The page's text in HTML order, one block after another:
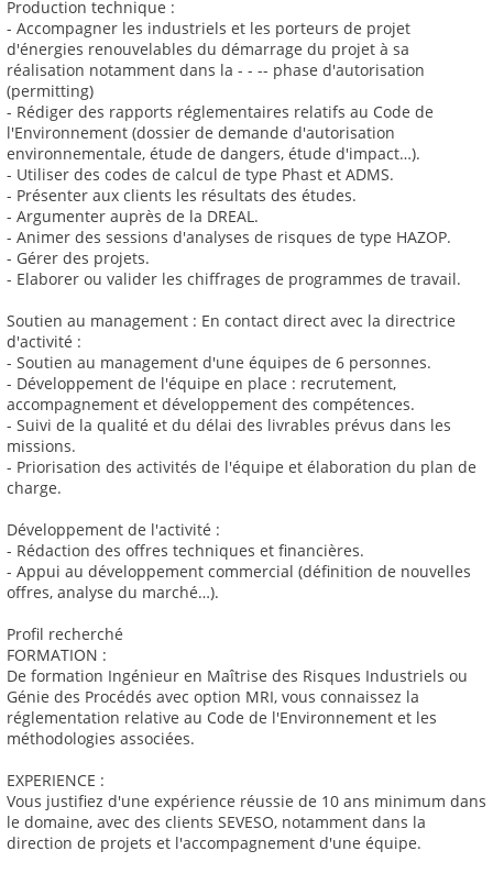
Production technique :
- Accompagner les industriels et les porteurs de projet
d'énergies renouvelables du démarrage du projet à sa
réalisation notamment dans la - - -- phase d'autorisation
(permitting)
- Rédiger des rapports réglementaires relatifs au Code de
l'Environnement (dossier de demande d'autorisation
environnementale, étude de dangers, étude d'impact…).
- Utiliser des codes de calcul de type Phast et ADMS.
- Présenter aux clients les résultats des études.
- Argumenter auprès de la DREAL.
- Animer des sessions d'analyses de risques de type HAZOP.
- Gérer des projets.
- Elaborer ou valider les chiffrages de programmes de travail.
Soutien au management : En contact direct avec la directrice
d'activité :
- Soutien au management d'une équipes de 6 personnes.
- Développement de l'équipe en place : recrutement,
accompagnement et développement des compétences.
- Suivi de la qualité et du délai des livrables prévus dans les
missions.
- Priorisation des activités de l'équipe et élaboration du plan de
charge.
Développement de l'activité :
- Rédaction des offres techniques et financières.
- Appui au développement commercial (définition de nouvelles
offres, analyse du marché…).
Profil recherché
FORMATION :
De formation Ingénieur en Maîtrise des Risques Industriels ou
Génie des Procédés avec option MRI, vous connaissez la
réglementation relative au Code de l'Environnement et les
méthodologies associées.
EXPERIENCE :
Vous justifiez d'une expérience réussie de 10 ans minimum dans
le domaine, avec des clients SEVESO, notamment dans la
direction de projets et l'accompagnement d'une équipe.